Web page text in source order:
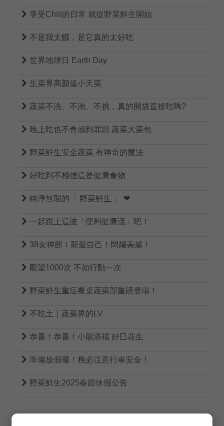
 享受Chill的日常 就從野菜鮮生開始
 不是我太餓，是它真的太好吃
 世界地球日 Earth Day
 生菜界高顏值小天菜
 蔬菜不洗、不泡、不挑，真的開袋直接吃嗎?
 晚上吃也不會感到罪惡 蔬菜大菜包
 野菜鮮生安全蔬菜 有神奇的魔法
 好吃到不相信這是健康食物
 純淨無瑕的「 野菜鮮生 」 ❤
 一起跟上這波「便利健康流」吧！
 38女神節！寵愛自己！閃耀美麗！
 觀望1000次 不如行動一次
 野菜鮮生重症餐桌蔬菜部重磅登場！
 不吃土｜蔬菜界的LV
 恭喜！恭喜！小龍添福 好巳花生
 準備放假囉！務必注意行車安全！
 野菜鮮生2025春節休假公告